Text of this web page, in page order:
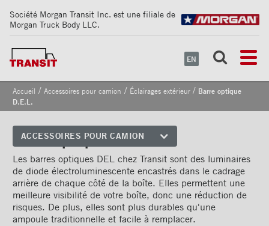
Société Morgan Transit Inc. est une filiale de
Morgan Truck Body LLC.
EN
Accueil / Accessoires pour camion / Éclairages extérieur / Barre optique
D.E.L.
ACCESSOIRES POUR CAMION
Coins avant
Bandes de sécurité
réfléchissantes
Cadrages arrières
Barre optique D.E.L.
Les barres optiques DEL chez Transit sont des luminaires
de diode électroluminescente encastrés dans le cadrage
arrière de chaque côté de la boîte. Elles permettent une
meilleure visibilité de votre boîte, donc une réduction de
risques. De plus, elles sont plus durables qu'une
ampoule traditionnelle et facile à remplacer.